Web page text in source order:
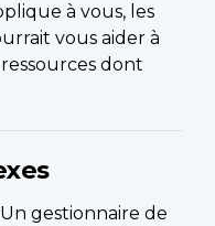
à vous, les
vous aider à
dont
gestionnaire de